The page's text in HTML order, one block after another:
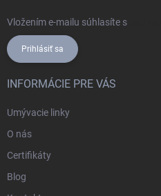
Vložením e-mailu súhlasíte s
Prihlásiť sa
INFORMÁCIE PRE VÁS
Umývacie linky
O nás
Certifikáty
Blog